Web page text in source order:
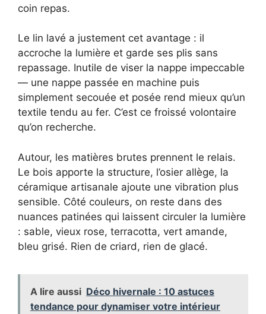
coin repas.
Le lin lavé a justement cet avantage : il
accroche la lumière et garde ses plis sans
repassage. Inutile de viser la nappe impeccable
— une nappe passée en machine puis
simplement secouée et posée rend mieux qu’un
textile tendu au fer. C’est ce froissé volontaire
qu’on recherche.
Autour, les matières brutes prennent le relais.
Le bois apporte la structure, l’osier allège, la
céramique artisanale ajoute une vibration plus
sensible. Côté couleurs, on reste dans des
nuances patinées qui laissent circuler la lumière
: sable, vieux rose, terracotta, vert amande,
bleu grisé. Rien de criard, rien de glacé.
A lire aussi Déco hivernale : 10 astuces
tendance pour dynamiser votre intérieur